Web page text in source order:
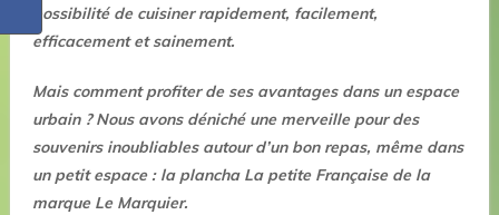
possibilité de cuisiner rapidement, facilement,
efficacement et sainement.
Mais comment profiter de ses avantages dans un espace
urbain ? Nous avons déniché une merveille pour des
souvenirs inoubliables autour d’un bon repas, même dans
un petit espace : la plancha La petite Française de la
marque Le Marquier.